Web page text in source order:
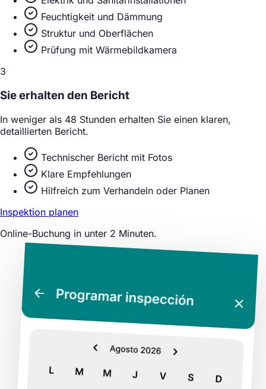
Feuchtigkeit und Dämmung
Struktur und Oberflächen
Prüfung mit Wärmebildkamera
3
Sie erhalten den Bericht
In weniger als 48 Stunden erhalten Sie einen klaren,
detaillierten Bericht.
Technischer Bericht mit Fotos
Klare Empfehlungen
Hilfreich zum Verhandeln oder Planen
Inspektion planen
Online-Buchung in unter 2 Minuten.